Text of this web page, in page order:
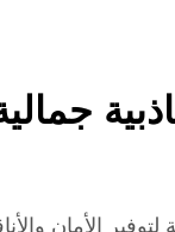
الأمان